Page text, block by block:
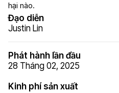
hại nào.
Đạo diễn
Justin Lin
Phát hành lần đầu
28 Tháng 02, 2025
Kinh phí sản xuất